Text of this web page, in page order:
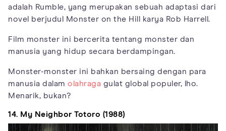
adalah Rumble, yang merupakan sebuah adaptasi dari
novel berjudul Monster on the Hill karya Rob Harrell.
Film monster ini bercerita tentang monster dan
manusia yang hidup secara berdampingan.
Monster-monster ini bahkan bersaing dengan para
manusia dalam olahraga gulat global populer, lho.
Menarik, bukan?
14. My Neighbor Totoro (1988)